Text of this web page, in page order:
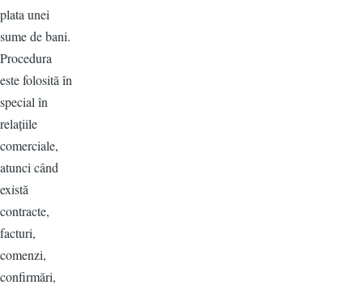
plata unei
sume de bani.
Procedura
este folosită în
special în
relațiile
comerciale,
atunci când
există
contracte,
facturi,
comenzi,
confirmări,